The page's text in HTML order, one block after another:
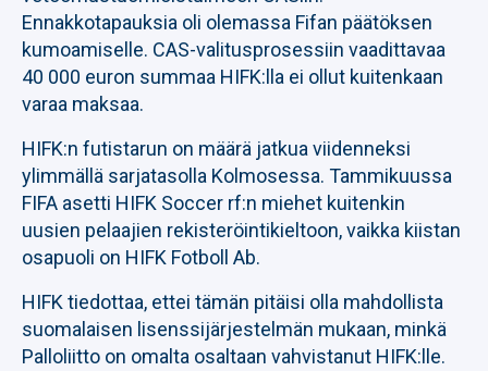
Ennakkotapauksia oli olemassa Fifan päätöksen
kumoamiselle. CAS-valitusprosessiin vaadittavaa
40 000 euron summaa HIFK:lla ei ollut kuitenkaan
varaa maksaa.
HIFK:n futistarun on määrä jatkua viidenneksi
ylimmällä sarjatasolla Kolmosessa. Tammikuussa
FIFA asetti HIFK Soccer rf:n miehet kuitenkin
uusien pelaajien rekisteröintikieltoon, vaikka kiistan
osapuoli on HIFK Fotboll Ab.
HIFK tiedottaa, ettei tämän pitäisi olla mahdollista
suomalaisen lisenssijärjestelmän mukaan, minkä
Palloliitto on omalta osaltaan vahvistanut HIFK:lle.